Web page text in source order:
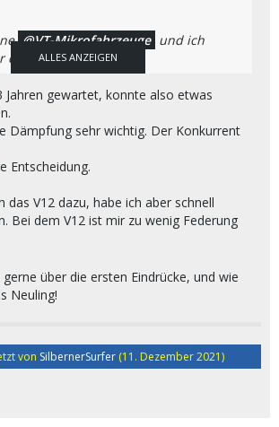
VT-Mikrofahrzeuge und ich
das Inmotion V8F.
ich mit dem Ninebot One S2.
400km bin ich dann auf das Inmotion
natürlich die Begeisterung riesig
top und macht Spaß,
runter..
ich mit einem Kollegen in Vollmontur
haben wir auch gemacht war
das V8 deutlich an die Grenze
vollem Akku hat es 3x
brauchen wir erst gar nicht
S18 ist ein absoluter Traum, meiner
ALLES ANZEIGEN
Jahren gewartet, konnte also etwas
Dämpfung sehr wichtig. Der Konkurrent
Entscheidung.
das V12 dazu, habe ich aber schnell
Bei dem V12 ist mir zu wenig Federung
über die ersten Eindrücke, und wie
Neuling!
von SilbernerSurfer (11. Dezember 2021)